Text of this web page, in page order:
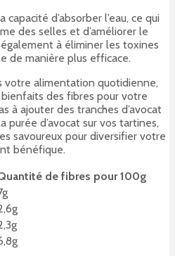
d’absorber l’eau, ce qui
des selles et d’améliorer le
à éliminer les toxines
de manière plus efficace.
votre alimentation quotidienne,
des fibres pour votre
à ajouter des tranches d’avocat
purée d’avocat sur vos tartines,
savoureux pour diversifier votre
bénéfique.
de fibres pour 100g